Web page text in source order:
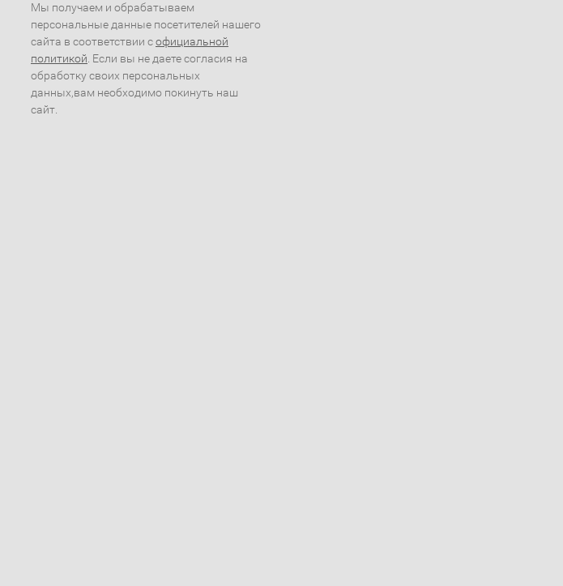
Мы получаем и обрабатываем
персональные данные посетителей нашего
сайта в соответствии софициальной
политикой . Если вы не даете согласия на
обработку своих персональных
данных,вам необходимо покинуть наш
сайт.